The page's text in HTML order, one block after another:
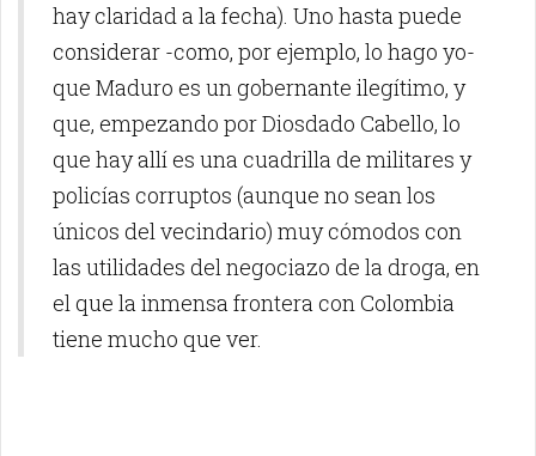
hay claridad a la fecha). Uno hasta puede
considerar -como, por ejemplo, lo hago yo-
que Maduro es un gobernante ilegítimo, y
que, empezando por Diosdado Cabello, lo
que hay allí es una cuadrilla de militares y
policías corruptos (aunque no sean los
únicos del vecindario) muy cómodos con
las utilidades del negociazo de la droga, en
el que la inmensa frontera con Colombia
tiene mucho que ver.